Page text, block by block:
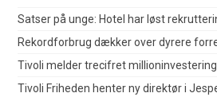
Satser på unge: Hotel har løst
Rekordforbrug dækker over dyrere
Tivoli melder trecifret
Tivoli Friheden henter ny direktør i